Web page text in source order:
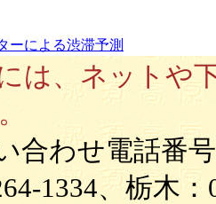
ーによる渋滞予測
は、ネットや
合わせ電話番
1334、栃木：